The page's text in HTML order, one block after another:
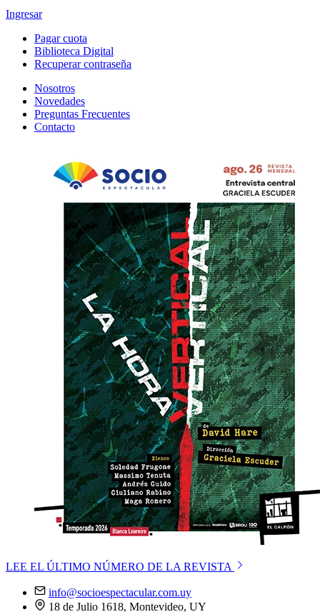
Ingresar
Pagar cuota
Biblioteca Digital
Recuperar contraseña
Nosotros
Novedades
Preguntas Frecuentes
Contacto
LEE EL ÚLTIMO NÚMERO DE LA REVISTA
info@socioespectacular.com.uy
18 de Julio 1618, Montevideo, UY